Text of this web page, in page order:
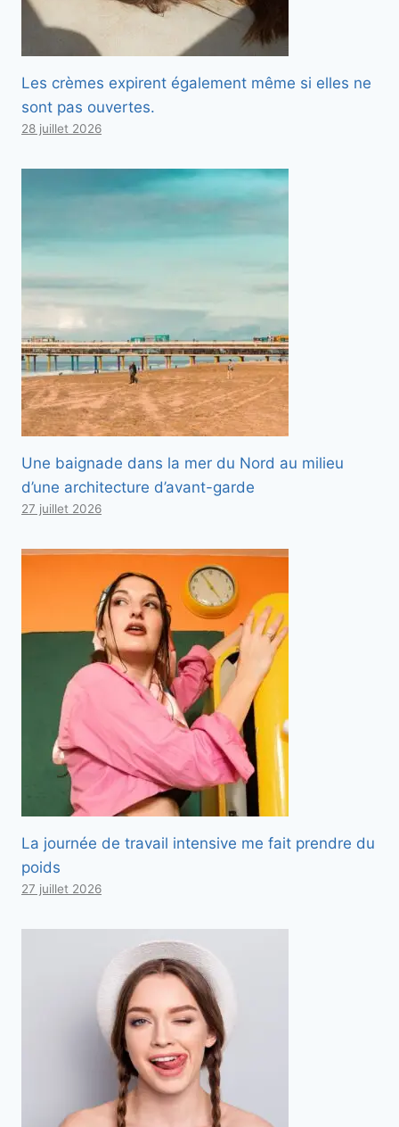
Les crèmes expirent également même si elles ne
sont pas ouvertes.
28 juillet 2026
Une baignade dans la mer du Nord au milieu
d’une architecture d’avant-garde
27 juillet 2026
La journée de travail intensive me fait prendre du
poids
27 juillet 2026